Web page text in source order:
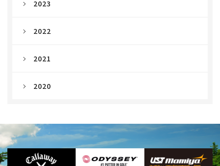
2023
2022
2021
2020